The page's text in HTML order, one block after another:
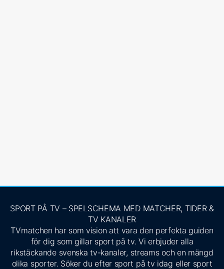
SPORT PÅ TV – SPELSCHEMA MED MATCHER, TIDER &
TV KANALER
TVmatchen har som vision att vara den perfekta guiden
för dig som gillar sport på tv. Vi erbjuder alla
rikstäckande svenska tv-kanaler, streams och en mängd
olika sporter. Söker du efter sport på tv idag eller sport